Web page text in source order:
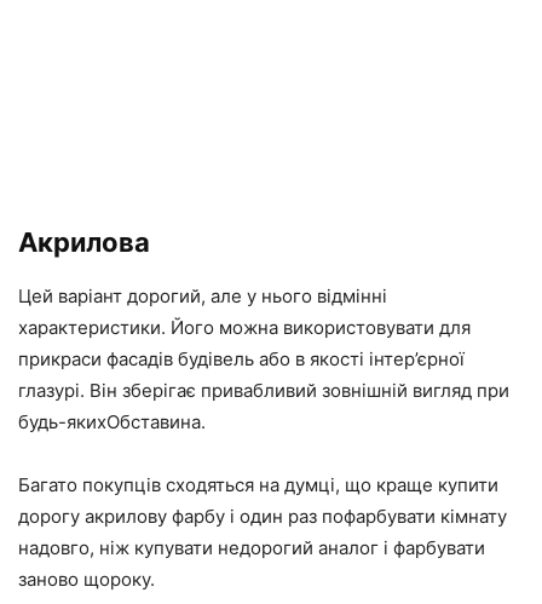
Акрилова
Цей варіант дорогий, але у нього відмінні
характеристики. Його можна використовувати для
прикраси фасадів будівель або в якості інтер’єрної
глазурі. Він зберігає привабливий зовнішній вигляд при
будь-якихОбставина.
Багато покупців сходяться на думці, що краще купити
дорогу акрилову фарбу і один раз пофарбувати кімнату
надовго, ніж купувати недорогий аналог і фарбувати
заново щороку.